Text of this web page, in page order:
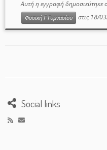
Αυτή η εγγραφή δημοσιεύτηκε
Φυσική Γ΄ Γυμνασίου
στις 18/
Social links